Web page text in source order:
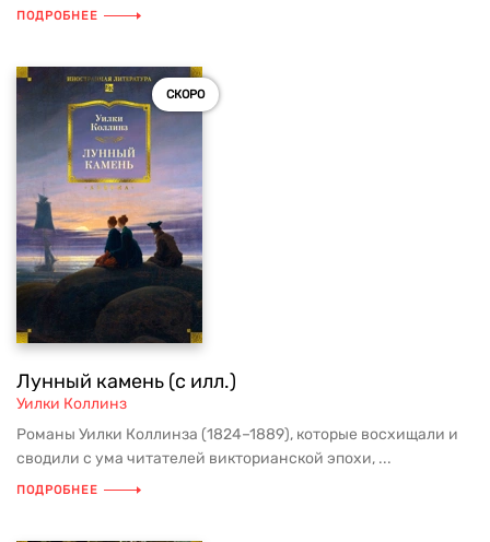
ПОДРОБНЕЕ
СКОРО
Лунный камень (с илл.)
Уилки Коллинз
Романы Уилки Коллинза (1824–1889), которые восхищали и
сводили с ума читателей викторианской эпохи, ...
ПОДРОБНЕЕ